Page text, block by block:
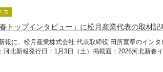
ス
トップインタビュー」に松月産業代表の取材記
報に、松月産業株式会社 代表取締役 田所寛章のイン
河北新報発行日：1月3日（土）掲載面：2026河北新春イ